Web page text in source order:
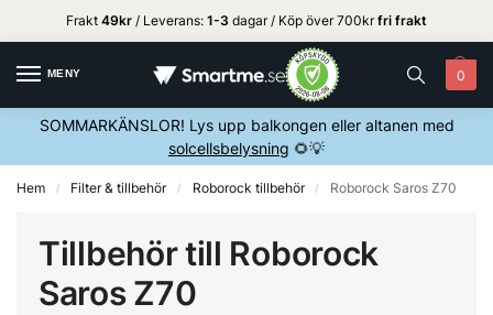
Frakt 49kr / Leverans: 1-3 dagar / Köp över 700krfri frakt
MENY 0
SOMMARKÄNSLOR! Lys upp balkongen eller altanen med
solcellsbelysning 🌻💡
Hem / Filter & tillbehör / Roborock tillbehör / Roborock Saros Z70
Tillbehör till Roborock
Saros Z70